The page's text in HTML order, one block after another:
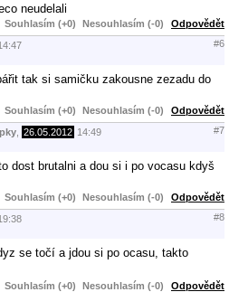
neudelali
Souhlasím (+0) Nesouhlasím (-0) Odpovědět
#6
tak si samičku zakousne zezadu do
Souhlasím (+0) Nesouhlasím (-0) Odpovědět
26.05.2012 14:49 #7
dost brutalni a dou si i po vocasu kdyš
Souhlasím (+0) Nesouhlasím (-0) Odpovědět
#8
se točí a jdou si po ocasu, takto
Souhlasím (+0) Nesouhlasím (-0) Odpovědět